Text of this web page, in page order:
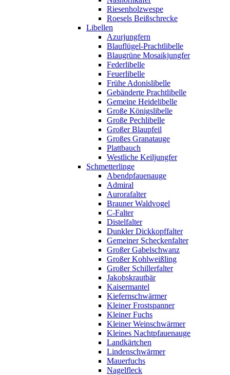
Riesenholzwespe
Roesels Beißschrecke
Libellen
Azurjungfern
Blauflügel-Prachtlibelle
Blaugrüne Mosaikjungfer
Federlibelle
Feuerlibelle
Frühe Adonislibelle
Gebänderte Prachtlibelle
Gemeine Heidelibelle
Große Königslibelle
Große Pechlibelle
Großer Blaupfeil
Großes Granatauge
Plattbauch
Westliche Keiljungfer
Schmetterlinge
Abendpfauenauge
Admiral
Aurorafalter
Brauner Waldvogel
C-Falter
Distelfalter
Dunkler Dickkopffalter
Gemeiner Scheckenfalter
Großer Gabelschwanz
Großer Kohlweißling
Großer Schillerfalter
Jakobskrautbär
Kaisermantel
Kiefernschwärmer
Kleiner Frostspanner
Kleiner Fuchs
Kleiner Weinschwärmer
Kleines Nachtpfauenauge
Landkärtchen
Lindenschwärmer
Mauerfuchs
Nagelfleck